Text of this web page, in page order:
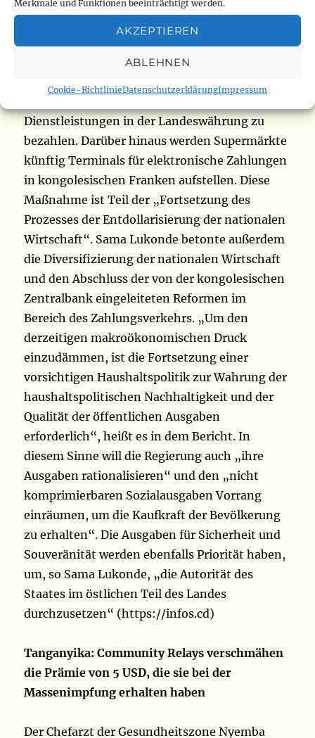
Merkmale und Funktionen beeinträchtigt werden.
AKZEPTIEREN
ABLEHNEN
Cookie-RichtlinieDatenschutzerklärungImpressum
„restriktive Geldpolitik, die zur Aufwertung des
gehört die Verpflichtung, ab dem 1. April 2024
alle Gebühren, Steuern, Abgaben und
Dienstleistungen in der Landeswährung zu
bezahlen. Darüber hinaus werden Supermärkte
künftig Terminals für elektronische Zahlungen
in kongolesischen Franken aufstellen. Diese
Maßnahme ist Teil der „Fortsetzung des
Prozesses der Entdollarisierung der nationalen
Wirtschaft“. Sama Lukonde betonte außerdem
die Diversifizierung der nationalen Wirtschaft
und den Abschluss der von der kongolesischen
Zentralbank eingeleiteten Reformen im
Bereich des Zahlungsverkehrs. „Um den
derzeitigen makroökonomischen Druck
einzudämmen, ist die Fortsetzung einer
vorsichtigen Haushaltspolitik zur Wahrung der
haushaltspolitischen Nachhaltigkeit und der
Qualität der öffentlichen Ausgaben
erforderlich“, heißt es in dem Bericht. In
diesem Sinne will die Regierung auch „ihre
Ausgaben rationalisieren“ und den „nicht
komprimierbaren Sozialausgaben Vorrang
einräumen, um die Kaufkraft der Bevölkerung
zu erhalten“. Die Ausgaben für Sicherheit und
Souveränität werden ebenfalls Priorität haben,
um, so Sama Lukonde, „die Autorität des
Staates im östlichen Teil des Landes
durchzusetzen“ (https://infos.cd)
Tanganyika: Community Relays verschmähen
die Prämie von 5 USD, die sie bei der
Massenimpfung erhalten haben
Der Chefarzt der Gesundheitszone Nyemba